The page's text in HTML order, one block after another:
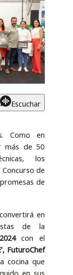
Escuchar
Como en
más de 50
los
de
de
en
de la
con el
FuturoChef
cocina que